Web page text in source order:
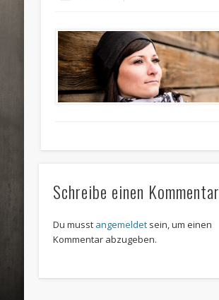
Schreibe einen Kommentar
Du musst angemeldetsein, um einen
Kommentar abzugeben.